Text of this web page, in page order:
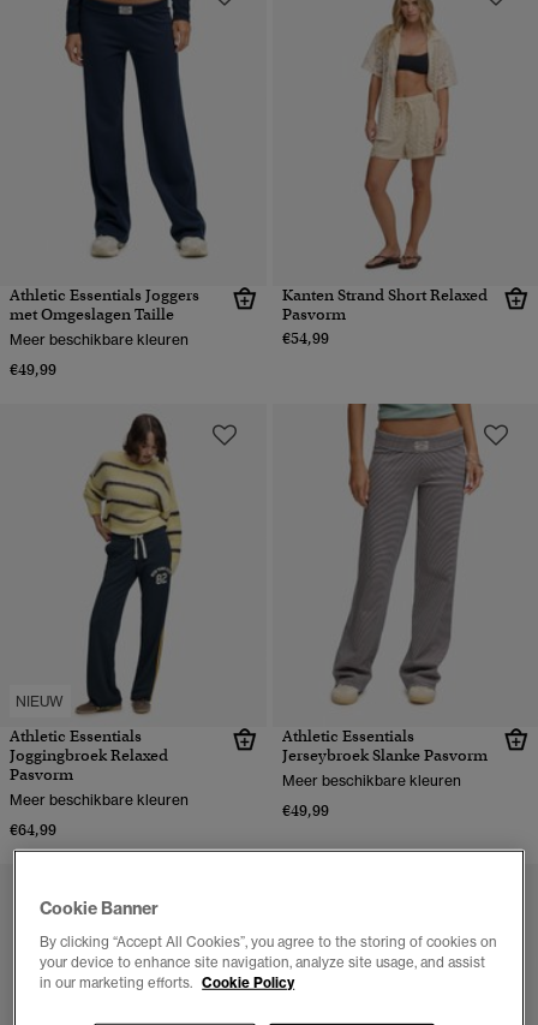
Athletic Essentials Joggers
met Omgeslagen Taille
Meer beschikbare kleuren
€49,99
Kanten Strand Short Relaxed
Pasvorm
€54,99
NIEUW
Athletic Essentials
Joggingbroek Relaxed
Pasvorm
Meer beschikbare kleuren
€64,99
Athletic Essentials
Jerseybroek Slanke Pasvorm
Meer beschikbare kleuren
€49,99
Cookie Banner
By clicking “Accept All Cookies”, you agree to the storing of cookies on
your device to enhance site navigation, analyze site usage, and assist
in our marketing efforts. Cookie Policy